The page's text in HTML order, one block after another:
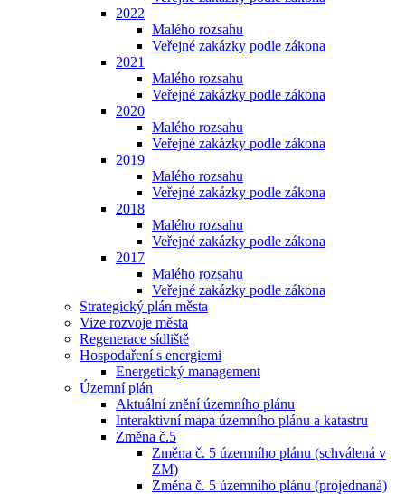
2022
Malého rozsahu
Veřejné zakázky podle zákona
2021
Malého rozsahu
Veřejné zakázky podle zákona
2020
Malého rozsahu
Veřejné zakázky podle zákona
2019
Malého rozsahu
Veřejné zakázky podle zákona
2018
Malého rozsahu
Veřejné zakázky podle zákona
2017
Malého rozsahu
Veřejné zakázky podle zákona
Strategický plán města
Vize rozvoje města
Regenerace sídliště
Hospodaření s energiemi
Energetický management
Územní plán
Aktuální znění územního plánu
Interaktivní mapa územního plánu a katastru
Změna č.5
Změna č. 5 územního plánu (schválená v
ZM)
Změna č. 5 územního plánu (projednaná)